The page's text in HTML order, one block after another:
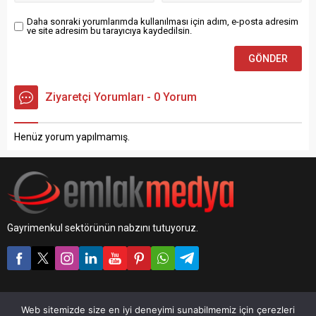
Daha sonraki yorumlarımda kullanılması için adım, e-posta adresim
ve site adresim bu tarayıcıya kaydedilsin.
Ziyaretçi Yorumları - 0 Yorum
Henüz yorum yapılmamış.
Gayrimenkul sektörünün nabzını tutuyoruz.
Web sitemizde size en iyi deneyimi sunabilmemiz için çerezleri